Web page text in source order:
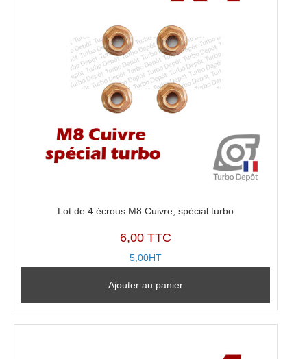
Lot de 4 écrous M8 Cuivre, spécial turbo
6,00 TTC
5,00HT
Ajouter au panier